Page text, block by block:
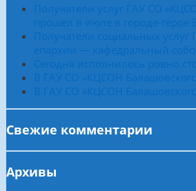
Получатели услуг ГАУ СО
прошел в июле в городе-герое
Получатели социальных
епархии — кафедральный
Сегодня исполнилось ровно
В ГАУ СО «КЦСОН
В ГАУ СО «КЦСОН Балашовского
Свежие комментарии
Архивы